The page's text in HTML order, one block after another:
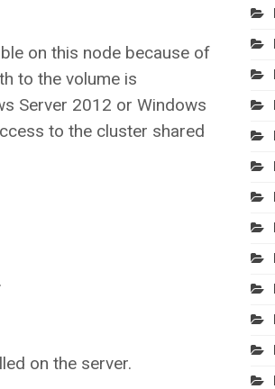
on this node because of
to the volume is
Server 2012 or Windows
to the cluster shared
on the server.